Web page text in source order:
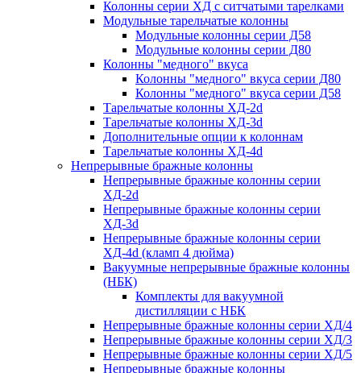
Колонны серии ХД с ситчатыми тарелками
Модульные тарельчатые колонны
Модульные колонны серии Д58
Модульные колонны серии Д80
Колонны "медного" вкуса
Колонны "медного" вкуса серии Д80
Колонны "медного" вкуса серии Д58
Тарельчатые колонны ХД-2d
Тарельчатые колонны ХД-3d
Дополнительные опции к колоннам
Тарельчатые колонны ХД-4d
Непрерывные бражные колонны
Непрерывные бражные колонны серии
ХД-2d
Непрерывные бражные колонны серии
ХД-3d
Непрерывные бражные колонны серии
ХД-4d (кламп 4 дюйма)
Вакуумные непрерывные бражные колонны
(НБК)
Комплекты для вакуумной
дистилляции с НБК
Непрерывные бражные колонны серии ХД/4
Непрерывные бражные колонны серии ХД/3
Непрерывные бражные колонны серии ХД/5
Непрерывные бражные колонны